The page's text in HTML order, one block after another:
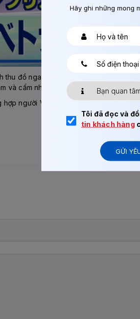
thu đồ ngay tại sân bay, phạt tiền
và cấm nhập cảnh Nhật Bản vĩnh viễn.
người Việt Nam bị phạt 500-700
Hãy ghi những mong
Tôi đã đọc và
tin khách hàng
GỬI